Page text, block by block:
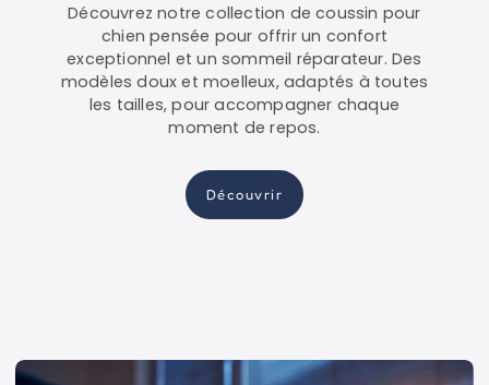
Découvrez notre collection de coussin pour
chien pensée pour offrir un confort
exceptionnel et un sommeil réparateur. Des
modèles doux et moelleux, adaptés à toutes
les tailles, pour accompagner chaque
moment de repos.
Découvrir